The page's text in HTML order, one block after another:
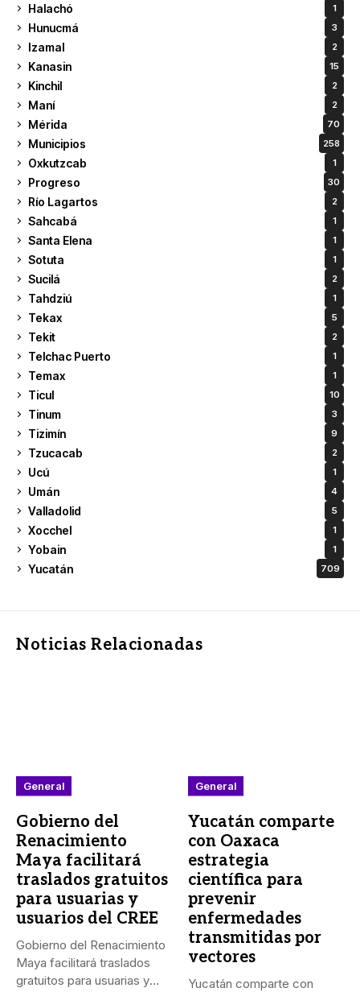
Halachó 1
Hunucmá 3
Izamal 2
Kanasin 15
Kinchil 2
Maní 2
Mérida 70
Municipios 258
Oxkutzcab 1
Progreso 30
Río Lagartos 2
Sahcabá 1
Santa Elena 1
Sotuta 1
Sucilá 2
Tahdziú 1
Tekax 5
Tekit 2
Telchac Puerto 1
Temax 1
Ticul 10
Tinum 3
Tizimín 9
Tzucacab 2
Ucú 1
Umán 4
Valladolid 5
Xocchel 1
Yobain 1
Yucatán 709
Noticias Relacionadas
General
Gobierno del
Renacimiento
Maya facilitará
traslados gratuitos
para usuarias y
usuarios del CREE
Gobierno del Renacimiento
Maya facilitará traslados
gratuitos para usuarias y
General
Yucatán comparte
con Oaxaca
estrategia
científica para
prevenir
enfermedades
transmitidas por
vectores
Yucatán comparte con